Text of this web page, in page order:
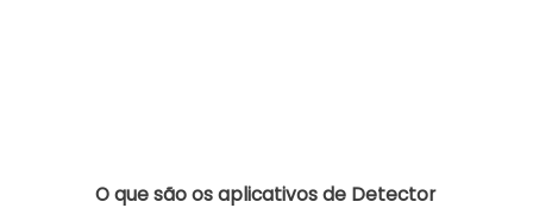
O que são os aplicativos de Detector